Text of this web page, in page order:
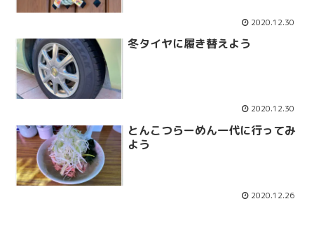
2020.12.30
冬タイヤに履き替えよう
2020.12.30
とんこつらーめん一代に行ってみ
よう
2020.12.26